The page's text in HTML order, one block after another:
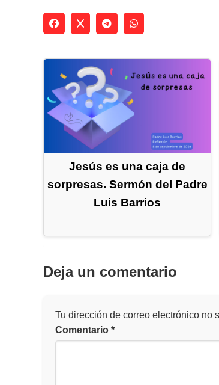
Jesús es una caja de
sorpresas. Sermón del Padre
Luis Barrios
Deja un comentario
Tu dirección de correo electrónico no
Comentario *